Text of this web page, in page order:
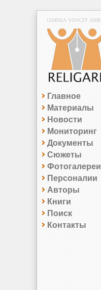
Главное
Материалы
Новости
Мониторинг
Документы
Сюжеты
Фотогалереи
Персоналии
Авторы
Книги
Поиск
Контакты